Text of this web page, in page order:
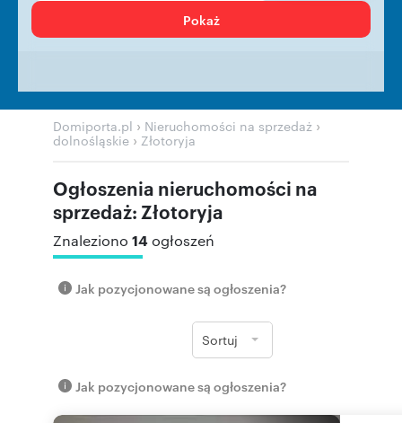
Pokaż
Domiporta.pl › Nieruchomości na sprzedaż ›
dolnośląskie › Złotoryja
Ogłoszenia nieruchomości na
sprzedaż: Złotoryja
Znaleziono 14ogłoszeń
Jak pozycjonowane są ogłoszenia?
Sortuj
Jak pozycjonowane są ogłoszenia?